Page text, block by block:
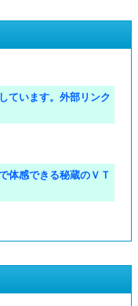
ています。外部リンク
体感できる秘蔵のＶＴ